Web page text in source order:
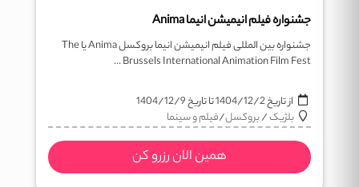
جشنواره فیلم انیمیشن انیما Anima
جشنواره بین المللی فیلم انیمیشن انیما بروکسل Anima یا The
Brussels International Animation Film Fest ...
از تاریخ1404/12/2تا تاریخ1404/12/9
بلژیک/بروکسل/فیلم و سینما
همین الان رزرو کن